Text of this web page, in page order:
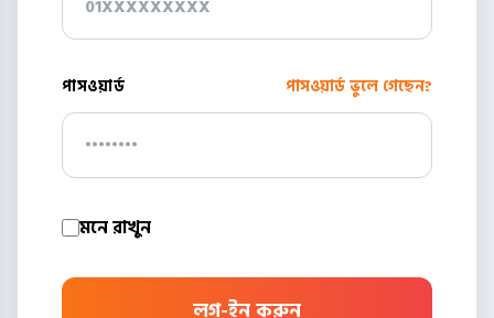
পাসওয়ার্ড পাসওয়ার্ড ভুলে গেছেন?
মনে রাখুন
লগ-ইন করুন